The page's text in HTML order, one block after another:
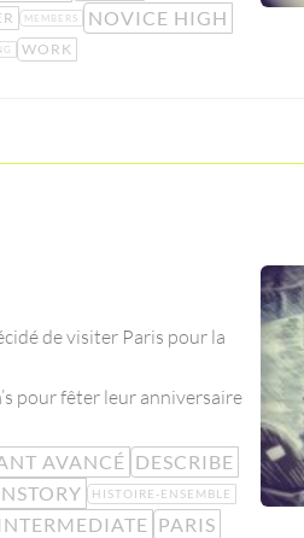
MEMBERS
NOVICE HIGH
WORK
de visiter Paris pour la
pour fêter leur anniversaire
AVANCÉ DESCRIBE
HISTOIRE-ENSEMBLE
INTERMEDIATE PARIS